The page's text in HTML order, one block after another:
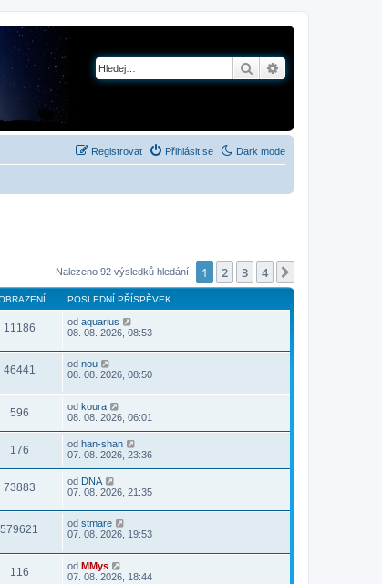
Hledat
Dark mode
Přihlásit se
Registrovat
Nalezeno 92 výsledků hledání 1 2 3 4
POSLEDNÍ PŘÍSPĚVEK
11186 od aquarius
08. 08. 2026, 08:53
46441 od nou
08. 08. 2026, 08:50
596 od koura
08. 08. 2026, 06:01
176 od han-shan
07. 08. 2026, 23:36
73883 od DNA
07. 08. 2026, 21:35
579621 od stmare
07. 08. 2026, 19:53
116 od MMys
07. 08. 2026, 18:44